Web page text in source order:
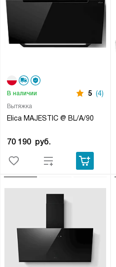
Вытяжка
Elica MAJESTIC @ BL/A/90
В наличии 5 (4)
70 190 руб.